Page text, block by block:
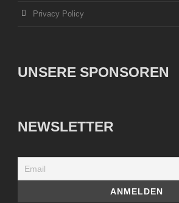
Privacy Policy
UNSERE SPONSOREN
NEWSLETTER